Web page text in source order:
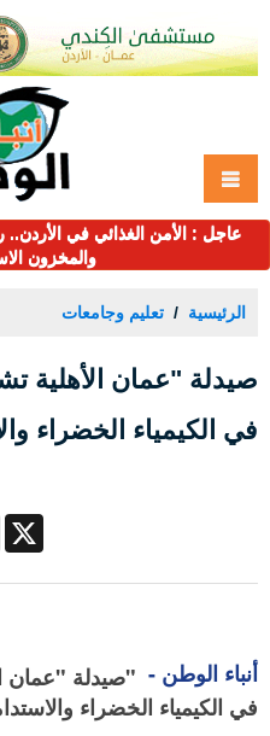
عاجل : الأمن الغذائي في الأردن..
والمخزون
الرئيسية تعليم وجامعات
صيدلة "عمان الأهلية
في الكيمياء الخضراء
X
أنباء الوطن - "صيدلة "عمان
في الكيمياء الخضراء